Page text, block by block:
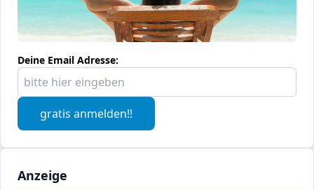
Deine Email Adresse:
gratis anmelden!!
Anzeige